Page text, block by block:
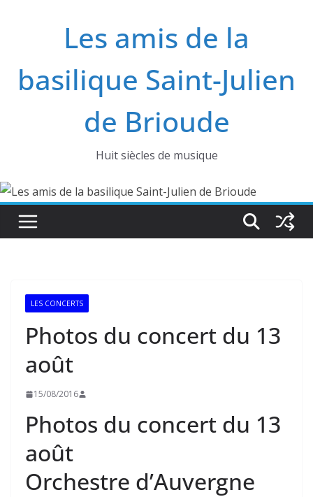
Les amis de la
basilique Saint-Julien
de Brioude
Huit siècles de musique
LES CONCERTS
Photos du concert du 13
août
15/08/2016
Photos du concert du 13
août
Orchestre d’Auvergne